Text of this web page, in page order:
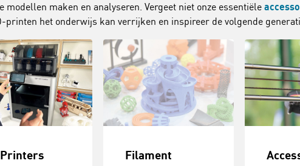
modellen maken en analyseren. Vergeet niet onze essentiële
printen het onderwijs kan verrijken en inspireer de volgende
Filament